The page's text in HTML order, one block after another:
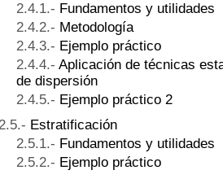
Fundamentos y utilidades
Metodología
Ejemplo práctico
Aplicación de técnicas
de dispersión
Ejemplo práctico 2
Estratificación
Fundamentos y utilidades
Ejemplo práctico